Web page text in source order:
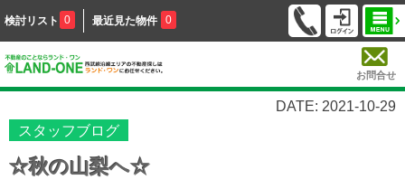
検討リスト 0 最近見た物件 0
お問合せ
DATE: 2021-10-29
スタッフブログ
☆秋の山梨へ☆